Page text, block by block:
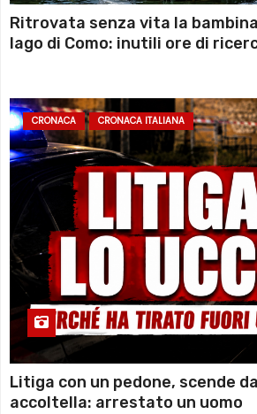
Ritrovata senza vita la
lago di Como: inutili ore di
CRONACA CRONACA ITALIANA
Litiga con un pedone, scende
accoltella: arrestato un uomo